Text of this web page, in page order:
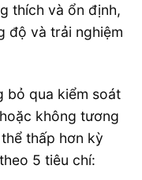
thích và ổn định,
độ và trải nghiệm
bỏ qua kiểm soát
không tương
thấp hơn kỳ
5 tiêu chí: